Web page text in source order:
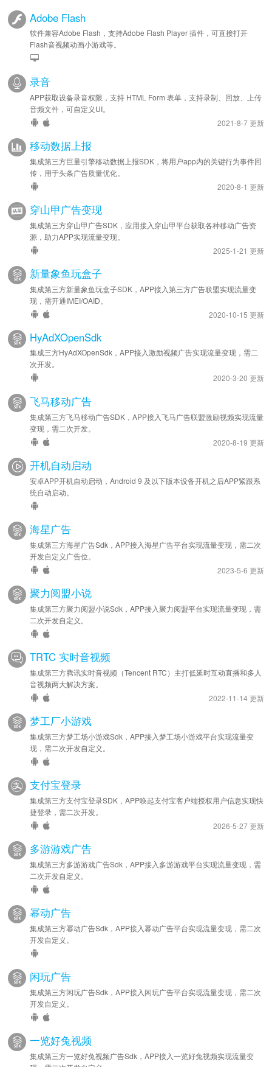
Adobe Flash
软件兼容Adobe Flash，支持Adobe Flash Player 插件，可直接打开
Flash音视频动画小游戏等。
录音
APP获取设备录音权限，支持 HTML Form 表单，支持录制、回放、上传
音频文件，可自定义UI。
2021-8-7 更新
移动数据上报
集成第三方巨量引擎移动数据上报SDK，将用户app内的关键行为事件回
传，用于头条广告质量优化。
2020-8-1 更新
穿山甲广告变现
集成第三方穿山甲广告SDK，应用接入穿山甲平台获取各种移动广告资
源，助力APP实现流量变现。
2025-1-21 更新
新量象鱼玩盒子
集成第三方新量象鱼玩盒子SDK，APP接入第三方广告联盟实现流量变
现，需开通IMEI/OAID。
2020-10-15 更新
HyAdXOpenSdk
集成三方HyAdXOpenSdk，APP接入激励视频广告实现流量变现，需二
次开发。
2020-3-20 更新
飞马移动广告
集成第三方飞马移动广告SDK，APP接入飞马广告联盟激励视频实现流量
变现，需二次开发。
2020-8-19 更新
开机自动启动
安卓APP开机自动启动，Android 9 及以下版本设备开机之后APP紧跟系
统自动启动。
海星广告
集成第三方海星广告Sdk，APP接入海星广告平台实现流量变现，需二次
开发自定义广告位。
2023-5-6 更新
聚力阅盟小说
集成第三方聚力阅盟小说Sdk，APP接入聚力阅盟平台实现流量变现，需
二次开发自定义。
TRTC 实时音视频
集成第三方腾讯实时音视频（Tencent RTC）主打低延时互动直播和多人
音视频两大解决方案。
2022-11-14 更新
梦工厂小游戏
集成第三方梦工场小游戏Sdk，APP接入梦工场小游戏平台实现流量变
现，需二次开发自定义。
支付宝登录
集成第三方支付宝登录SDK，APP唤起支付宝客户端授权用户信息实现快
捷登录，需二次开发。
2026-5-27 更新
多游游戏广告
集成第三方多游游戏广告Sdk，APP接入多游游戏平台实现流量变现，需
二次开发自定义。
幂动广告
集成第三方幂动广告Sdk，APP接入幂动广告平台实现流量变现，需二次
开发自定义。
闲玩广告
集成第三方闲玩广告Sdk，APP接入闲玩广告平台实现流量变现，需二次
开发自定义。
一览好兔视频
集成第三方一览好兔视频广告Sdk，APP接入一览好兔视频实现流量变